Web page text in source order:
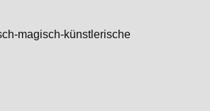
magisch-künstlerische